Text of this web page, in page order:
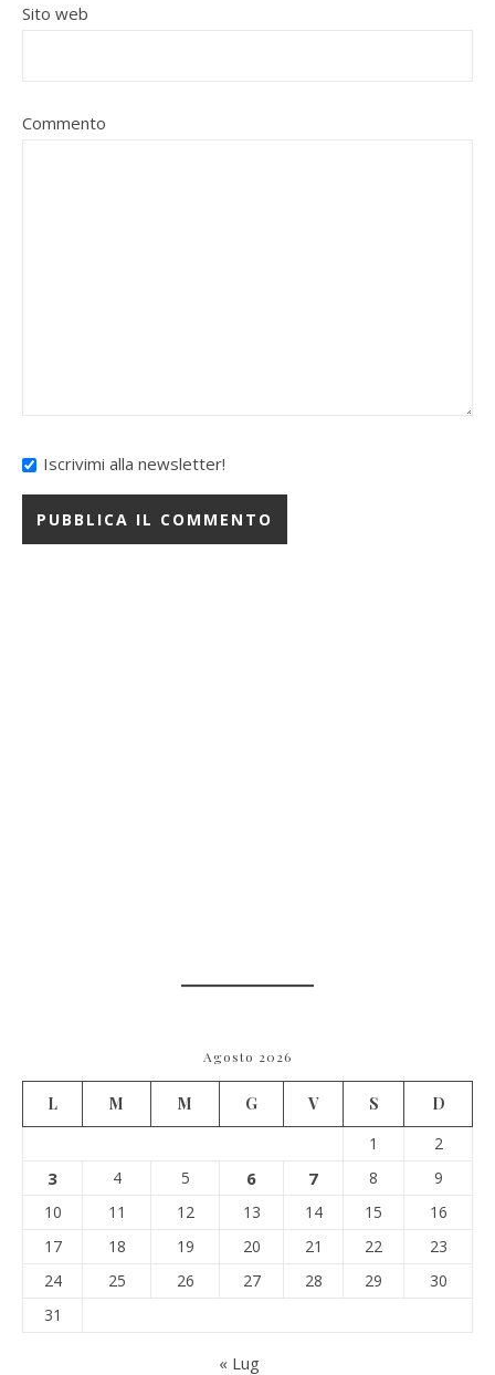
Sito web
Commento
Iscrivimi alla newsletter!
Agosto 2026
L M M G V S
D
1
2
3 4 5 6 7 8
9
10
11 12 13 14 15
16
17
18 19 20 21 22
23
24
25 26 27 28 29
30
31
« Lug